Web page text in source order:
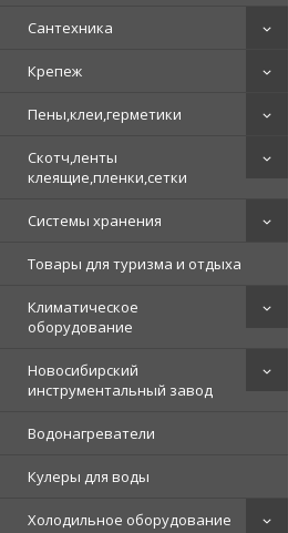
Сантехника
Крепеж
Пены,клеи,герметики
Скотч,ленты
клеящие,пленки,сетки
Системы хранения
Товары для туризма и отдыха
Климатическое
оборудование
Новосибирский
инструментальный завод
Водонагреватели
Кулеры для воды
Холодильное оборудование